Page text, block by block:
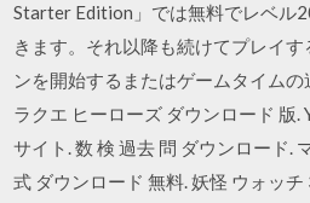
Starter Edition」では無料でレベル
きます。それ以降も続けてプレイ
ンを開始するまたはゲームタイム
ラクエ ヒーローズ ダウンロード 版.
サイト. 数 検 過去 問 ダウンロード.
式 ダウンロード 無料. 妖怪 ウォッ